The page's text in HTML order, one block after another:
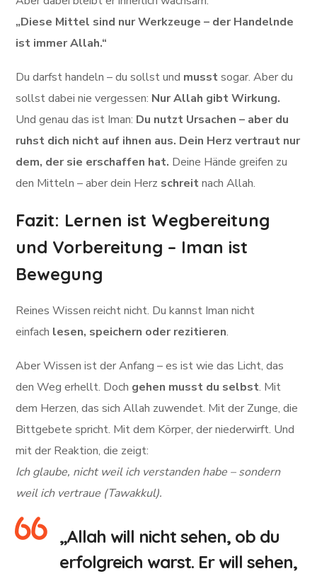
„Diese Mittel sind nur Werkzeuge – der Handelnde
ist immer Allah.“
Du darfst handeln – du sollst und musstsogar. Aber du
sollst dabei nie vergessen: Nur Allah gibt Wirkung.
Und genau das ist Iman: Du nutzt Ursachen – aber du
ruhst dich nicht auf ihnen aus. Dein Herz vertraut nur
dem, der sie erschaffen hat. Deine Hände greifen zu
den Mitteln – aber dein Herz schreitnach Allah.
Fazit: Lernen ist Wegbereitung
und Vorbereitung – Iman ist
Bewegung
Reines Wissen reicht nicht. Du kannst Iman nicht
einfach lesen, speichern oder rezitieren.
Aber Wissen ist der Anfang – es ist wie das Licht, das
den Weg erhellt. Doch gehen musst du selbst. Mit
dem Herzen, das sich Allah zuwendet. Mit der Zunge, die
Bittgebete spricht. Mit dem Körper, der niederwirft. Und
mit der Reaktion, die zeigt:
Ich glaube, nicht weil ich verstanden habe – sondern
weil ich vertraue (Tawakkul).
„Allah will nicht sehen, ob du
erfolgreich warst. Er will sehen,